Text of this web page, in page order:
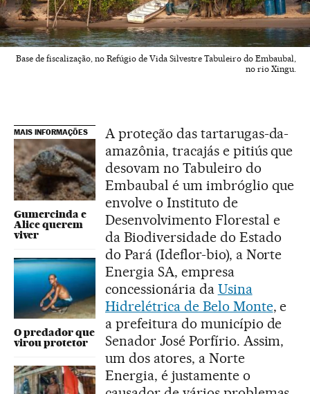
Base de fiscalização, no Refúgio de Vida Silvestre Tabuleiro do Embaubal,
no rio Xingu.
MAIS INFORMAÇÕES
Gumercinda e
Alice querem
viver
O predador que
virou protetor
A proteção das tartarugas-da-
amazônia, tracajás e pitiús que
desovam no Tabuleiro do
Embaubal é um imbróglio que
envolve o Instituto de
Desenvolvimento Florestal e
da Biodiversidade do Estado
do Pará (Ideflor-bio), a Norte
Energia SA, empresa
concessionária da Usina
Hidrelétrica de Belo Monte, e
a prefeitura do município de
Senador José Porfírio. Assim,
um dos atores, a Norte
Energia, é justamente o